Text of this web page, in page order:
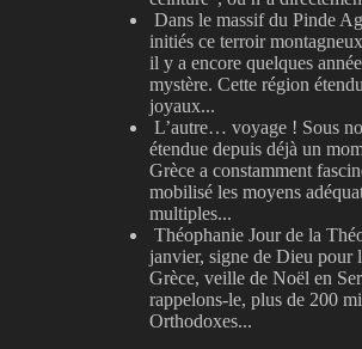
Dans le massif du Pinde
initiés ce terroir
il y a encore quelques
mystère. Cette région
joyaux...
L’autre… voyage ! Sous
étendue depuis déjà un
Grèce a constamment
mobilisé les moyens
multiples...
Théophanie Jour de la
janvier, signe de Dieu pour
Grèce, veille de Noël en
rappelons-le, plus de 200
Orthodoxes...